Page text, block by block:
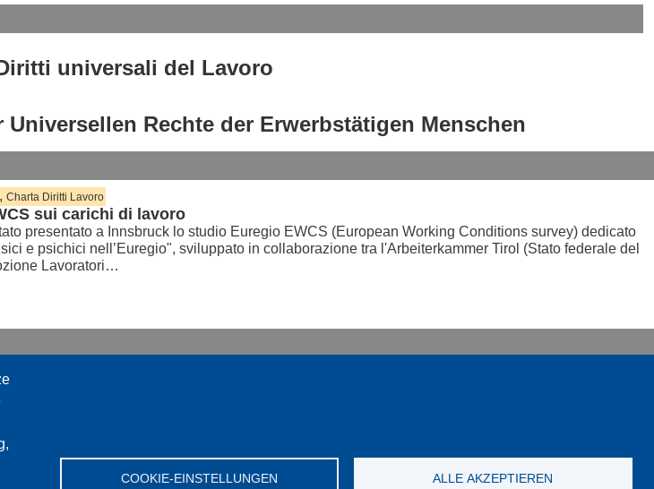
COOKIE-EINSTELLUNGEN ALLE AKZEPTIEREN
universali del Lavoro
Universellen Rechte der Erwerbstätigen Menschen
, Charta Diritti Lavoro
sui carichi di lavoro
presentato a Innsbruck lo studio Euregio EWCS (European Working Conditions survey) dedicato
e psichici nell’Euregio", sviluppato in collaborazione tra l'Arbeiterkammer Tirol (Stato federale del
Lavoratori…
Universali del Lavoro